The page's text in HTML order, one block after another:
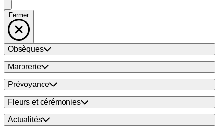
Fermer
Obsèques
Marbrerie
Prévoyance
Fleurs et cérémonies
Actualités